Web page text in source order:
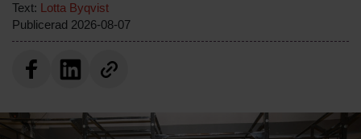
Text: Lotta Byqvist
Publicerad 2026-08-07